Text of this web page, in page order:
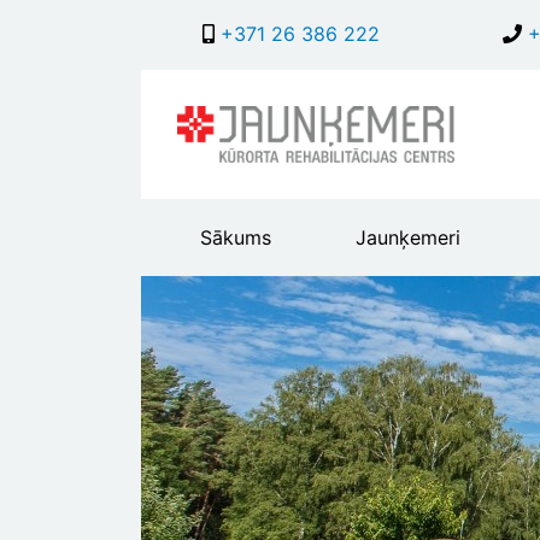
+371 26 386 222
Main
header
menu
Sākums Jaunķemeri